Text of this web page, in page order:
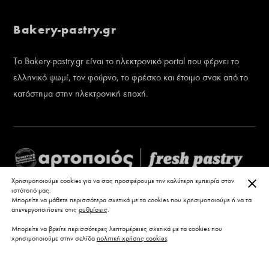
Bakery-pastry.gr
Το Bakery-pastry.gr είναι το ηλεκτρονικό portal που φέρνει το
ελληνικό ψωμί, τον φούρνο, το φρέσκο και έτοιμο σνακ από το
κατάστημα στην ηλεκτρονική εποχή.
Χρησιμοποιούμε cookies για να σας προσφέρουμε την καλύτερη εμπειρία στον
ιστότοπό μας.
Μπορείτε να μάθετε περισσότερα σχετικά με τα cookies που χρησιμοποιούμε ή να τα
απενεργοποιήσετε στις ρυθμίσεις.
Μπορείτε να βρείτε περισσότερες λεπτομέρειες σχετικά με τα cookies που
χρησιμοποιούμε στην σελίδα πολιτική χρήσης cookies.